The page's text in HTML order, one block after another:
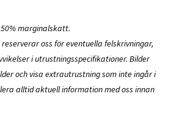
marginalskatt.
reserverar oss för eventuella felskrivningar,
i utrustningsspecifikationer. Bilder
och visa extrautrustning som inte ingår i
alltid aktuell information med oss innan